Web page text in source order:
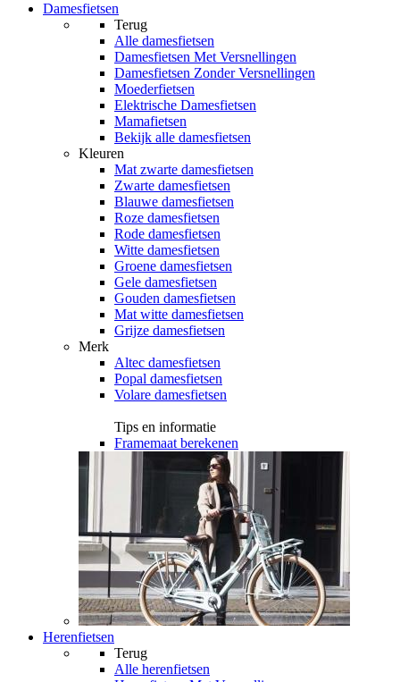
Damesfietsen
Terug
Alle damesfietsen
Damesfietsen Met Versnellingen
Damesfietsen Zonder Versnellingen
Moederfietsen
Elektrische Damesfietsen
Mamafietsen
Bekijk alle damesfietsen
Kleuren
Mat zwarte damesfietsen
Zwarte damesfietsen
Blauwe damesfietsen
Roze damesfietsen
Rode damesfietsen
Witte damesfietsen
Groene damesfietsen
Gele damesfietsen
Gouden damesfietsen
Mat witte damesfietsen
Grijze damesfietsen
Merk
Altec damesfietsen
Popal damesfietsen
Volare damesfietsen
Tips en informatie
Framemaat berekenen
Herenfietsen
Terug
Alle herenfietsen